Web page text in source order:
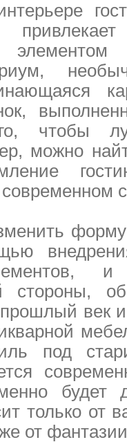
элементом
чтобы
можно
и
век
под
будет
только от
от